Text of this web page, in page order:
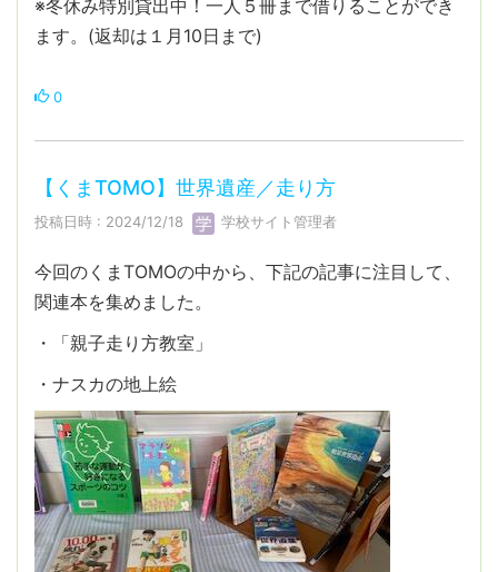
※冬休み特別貸出中！一人５冊まで借りることができ
ます。(返却は１月10日まで)
0
【くまTOMO】世界遺産／走り方
投稿日時 : 2024/12/18 学校サイト管理者
今回のくまTOMOの中から、下記の記事に注目して、
関連本を集めました。
・「親子走り方教室」
・ナスカの地上絵